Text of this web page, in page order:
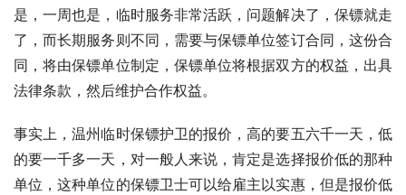
是，一周也是，临时服务非常活跃，问题解决了，保镖就走
了，而长期服务则不同，需要与保镖单位签订合同，这份合
同，将由保镖单位制定，保镖单位将根据双方的权益，出具
法律条款，然后维护合作权益。
事实上，温州临时保镖护卫的报价，高的要五六千一天，低
的要一千多一天，对一般人来说，肯定是选择报价低的那种
单位，这种单位的保镖卫士可以给雇主以实惠，但是报价低